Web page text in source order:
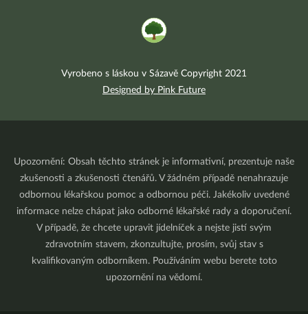
Vyrobeno s láskou v Sázavě Copyright 2021
Designed by Pink Future
Upozornění: Obsah těchto stránek je informativní, prezentuje naše
zkušenosti a zkušenosti čtenářů. V žádném případě nenahrazuje
odbornou lékařskou pomoc a odbornou péči. Jakékoliv uvedené
informace nelze chápat jako odborné lékařské rady a doporučení.
V případě, že chcete upravit jídelníček a nejste jistí svým
zdravotním stavem, zkonzultujte, prosím, svůj stav s
kvalifikovaným odborníkem. Používáním webu berete toto
upozornění na vědomí.